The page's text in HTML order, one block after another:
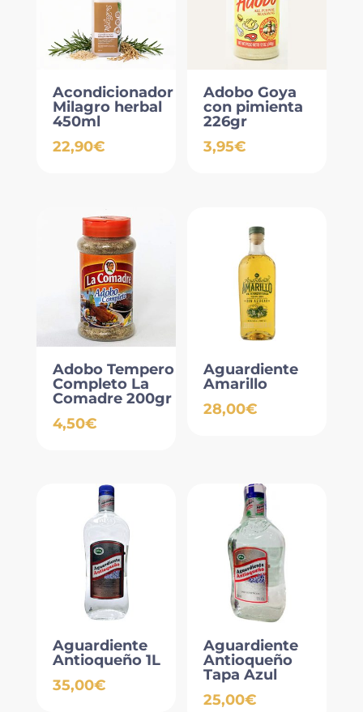
Acondicionador
Milagro herbal
450ml
22,90€
Adobo Goya
con pimienta
226gr
3,95€
Adobo Tempero
Completo La
Comadre 200gr
4,50€
Aguardiente
Amarillo
28,00€
Aguardiente
Antioqueño 1L
35,00€
Aguardiente
Antioqueño
Tapa Azul
25,00€